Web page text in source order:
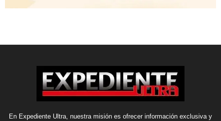
En Expediente Ultra, nuestra misión es ofrecer información exclusiva y